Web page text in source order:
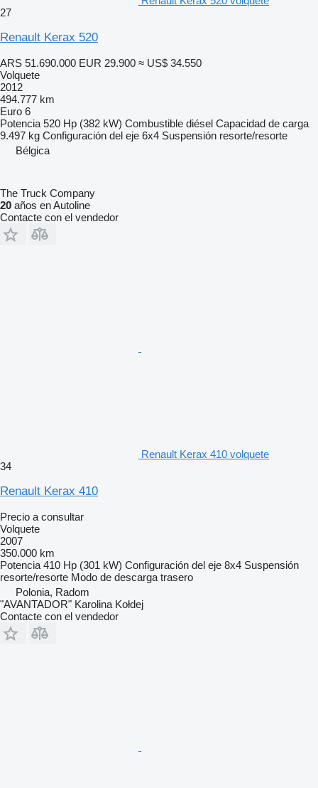
27
Renault Kerax 520
ARS 51.690.000 EUR 29.900 ≈ US$ 34.550
Volquete
2012
494.777 km
Euro 6
Potencia 520 Hp (382 kW) Combustible diésel Capacidad de carga
9.497 kg Configuración del eje 6x4 Suspensión resorte/resorte
Bélgica
The Truck Company
20 años en Autoline
Contacte con el vendedor
Renault Kerax 410 volquete
34
Renault Kerax 410
Precio a consultar
Volquete
2007
350.000 km
Potencia 410 Hp (301 kW) Configuración del eje 8x4 Suspensión
resorte/resorte Modo de descarga trasero
Polonia, Radom
"AVANTADOR" Karolina Kołdej
Contacte con el vendedor